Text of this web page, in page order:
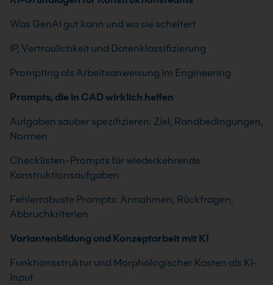
Was GenAI gut kann und wo sie scheitert
IP, Vertraulichkeit und Datenklassifizierung
Prompting als Arbeitsanweisung im Engineering
Prompts, die in CAD wirklich helfen
Aufgaben sauber spezifizieren: Ziel, Randbedingungen,
Normen
Checklisten-Prompts für wiederkehrende
Konstruktionsaufgaben
Fehlerrobuste Prompts: Annahmen, Rückfragen,
Abbruchkriterien
Variantenbildung und Konzeptarbeit mit KI
Funktionsstruktur und Morphologischer Kasten als KI-
Input